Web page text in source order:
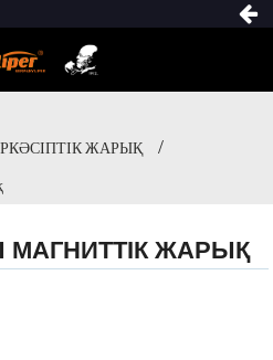
ЖАРЫҚ
МАГНИТТІК ЖАРЫҚ